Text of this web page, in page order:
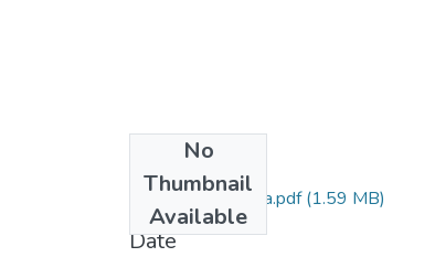
No
Thumbnail
Available
KAROUNE Samira.pdf(1.59 MB)
Date